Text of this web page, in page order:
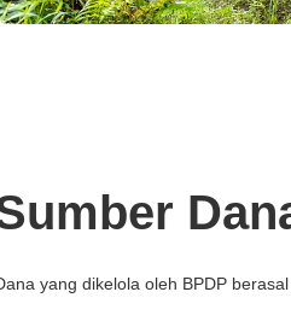
yang dikelola oleh BPDP